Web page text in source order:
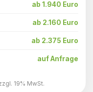
ab 1.940 Euro
ab 2.160 Euro
ab 2.375 Euro
auf Anfrage
19% MwSt.